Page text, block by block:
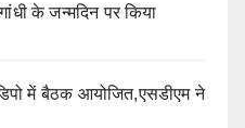
के जन्मदिन पर किया
में बैठक आयोजित,एसडीएम ने